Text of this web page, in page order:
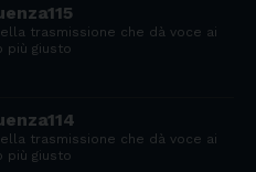
trasmissione che dà voce ai
più giusto
trasmissione che dà voce ai
più giusto